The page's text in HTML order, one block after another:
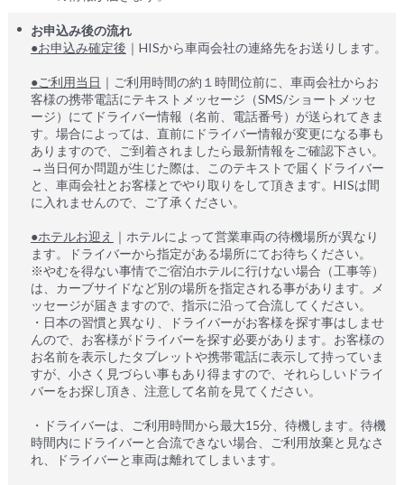
お申込み後の流れ
●お申込み確定後 ｜HISから車両会社の連絡先をお送りします。
●ご利用当日 ｜ご利用時間の約１時間位前に、車両会社からお
客様の携帯電話にテキストメッセージ（SMS/ショートメッセ
ージ）にてドライバー情報（名前、電話番号）が送られてきま
す。場合によっては、直前にドライバー情報が変更になる事も
ありますので、ご到着されましたら最新情報をご確認下さい。
→当日何か問題が生じた際は、このテキストで届くドライバー
と、車両会社とお客様とでやり取りをして頂きます。HISは間
に入れませんので、ご了承ください。
●ホテルお迎え
｜ホテルによって営業車両の待機場所が異なり
ます。ドライバーから指定がある場所にてお待ちください。
※やむを得ない事情でご宿泊ホテルに行けない場合（工事等）
は、カーブサイドなど別の場所を指定される事があります。メ
ッセージが届きますので、指示に沿って合流してください。
・日本の習慣と異なり、ドライバーがお客様を探す事はしませ
んので、お客様がドライバーを探す必要があります。お客様の
お名前を表示したタブレットや携帯電話に表示して持っていま
すが、小さく見づらい事もあり得ますので、それらしいドライ
バーをお探し頂き、注意して名前を見てください。
・ドライバーは、ご利用時間から最大15分、待機します。待機
時間内にドライバーと合流できない場合、ご利用放棄と見なさ
れ、ドライバーと車両は離れてしまいます。